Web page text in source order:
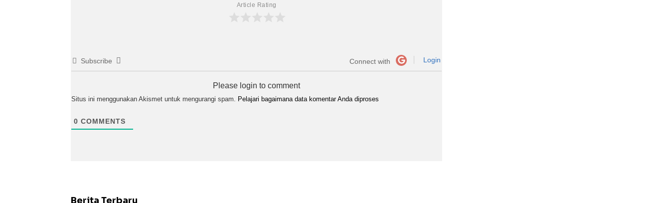
Article Rating
Subscribe Connect with Login
Please login to comment
Situs ini menggunakan Akismet untuk mengurangi spam. Pelajari bagaimana data komentar Anda diproses
0 COMMENTS
Berita Terbaru